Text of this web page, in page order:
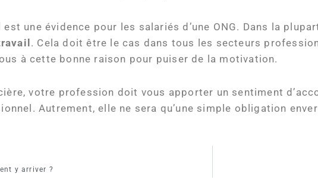
une évidence pour les salariés d’une ONG. Dans la
. Cela doit être le cas dans tous les secteurs
à cette bonne raison pour puiser de la motivation.
votre profession doit vous apporter un sentiment
Autrement, elle ne sera qu’une simple obligation
y arriver ?